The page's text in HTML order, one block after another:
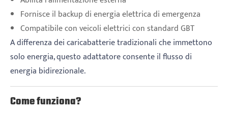
Fornisce il backup di energia elettrica di emergenza
Compatibile con veicoli elettrici con standard GBT
A differenza dei caricabatterie tradizionali che immettono
solo energia, questo adattatore consente il flusso di
energia bidirezionale.
Come funziona?